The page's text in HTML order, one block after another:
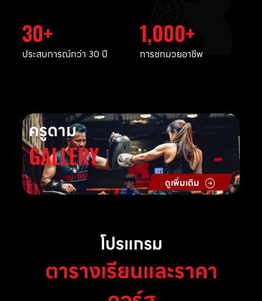
30
ประสบการณ์กว่า 30 ปี
1,000
การชกมวยอาชีพ
ครูดาม
GALLERY
ดูเพิ่มเติม
โปรแกรม
ตารางเรียนและราคา